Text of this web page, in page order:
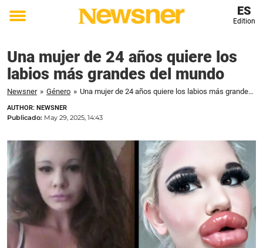
Toggle
ES
Edition
Una mujer de 24 años quiere los
labios más grandes del mundo
Newsner » Género » Una mujer de 24 años quiere los labios más grandes del mundo
AUTHOR: NEWSNER
Publicado: May 29, 2025, 14:43